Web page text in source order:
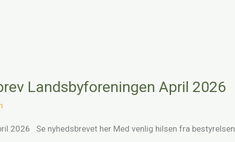
Landsbyforeningen April 2026
2026 Se nyhedsbrevet her Med venlig hilsen fra bestyrelsen.